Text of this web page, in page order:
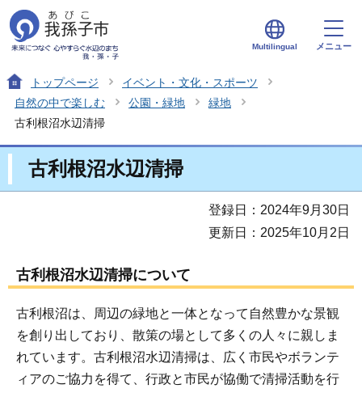
Multilingual メニュー
トップページ
イベント・文化・スポーツ
自然の中で楽しむ
公園・緑地
緑地
古利根沼水辺清掃
古利根沼水辺清掃
登録日：2024年9月30日
更新日：2025年10月2日
古利根沼水辺清掃について
古利根沼は、周辺の緑地と一体となって自然豊かな景観
を創り出しており、散策の場として多くの人々に親しま
れています。古利根沼水辺清掃は、広く市民やボランテ
ィアのご協力を得て、行政と市民が協働で清掃活動を行